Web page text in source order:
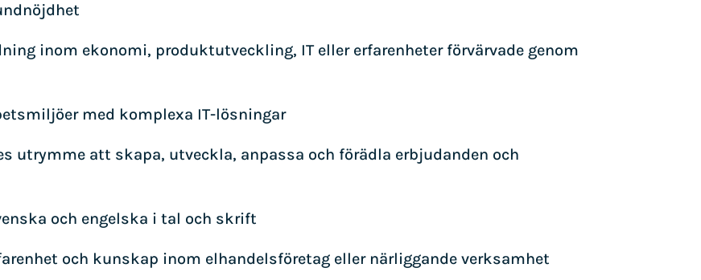
inom ekonomi, produktutveckling, IT eller erfarenheter förvärvade genom
med komplexa IT-lösningar
utrymme att skapa, utveckla, anpassa och förädla erbjudanden och
och engelska i tal och skrift
och kunskap inom elhandelsföretag eller närliggande verksamhet